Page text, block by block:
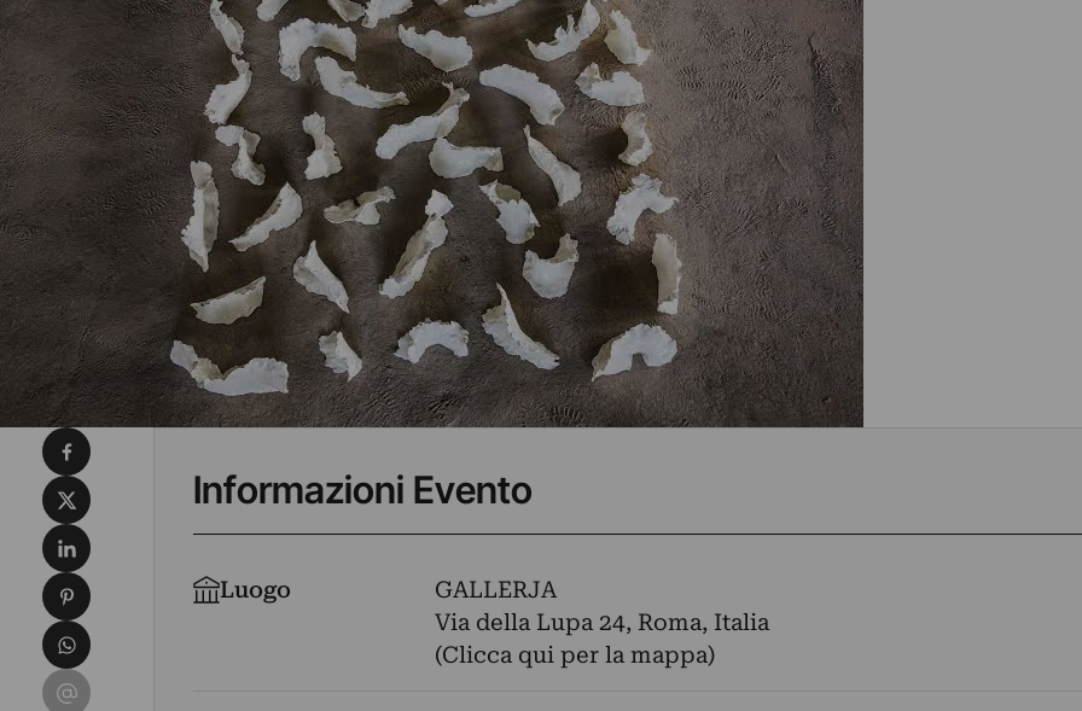
Informazioni Evento
Luogo
GALLERJA
Via della Lupa 24, Roma, Italia
(Clicca qui per la mappa)
Condividi su Facebook
Condividi su X
Condividi su LinkedIn
Condividi su Pinterest
Condividi su WhatsApp
Condividi su Email